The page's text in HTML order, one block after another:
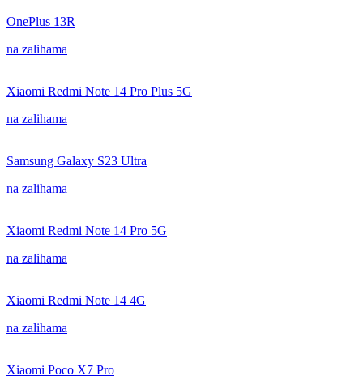
OnePlus 13R
na zalihama
Xiaomi Redmi Note 14 Pro Plus 5G
na zalihama
Samsung Galaxy S23 Ultra
na zalihama
Xiaomi Redmi Note 14 Pro 5G
na zalihama
Xiaomi Redmi Note 14 4G
na zalihama
Xiaomi Poco X7 Pro